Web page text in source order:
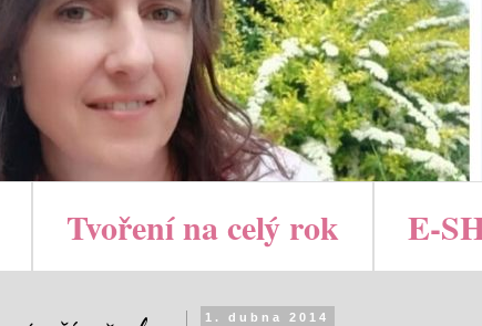
Tvoření na celý rok E-
1. dubna 2014